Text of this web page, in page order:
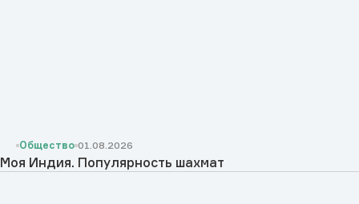
Общество 01.08.2026
Моя Индия. Популярность шахмат